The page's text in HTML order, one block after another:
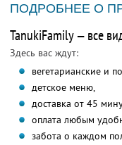
ПОДРОБНЕЕ О
TanukiFamily — все
Здесь вас ждут:
вегетарианские и
детское меню,
доставка от 45
оплата любым
забота о каждом